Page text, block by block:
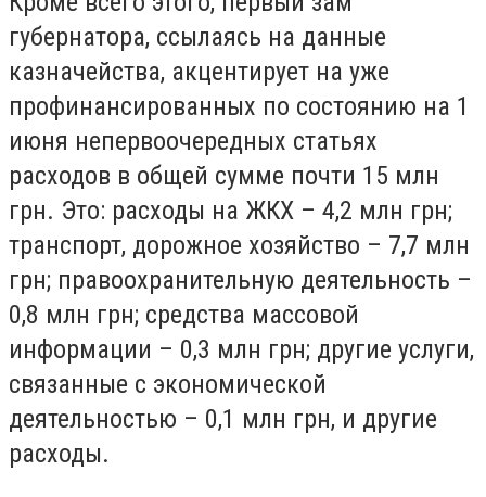
губернатора, ссылаясь на данные
казначейства, акцентирует на уже
профинансированных по состоянию на 1
июня непервоочередных статьях
расходов в общей сумме почти 15 млн
грн. Это: расходы на ЖКХ – 4,2 млн грн;
транспорт, дорожное хозяйство – 7,7 млн
грн; правоохранительную деятельность –
0,8 млн грн; средства массовой
информации – 0,3 млн грн; другие услуги,
связанные с экономической
деятельностью – 0,1 млн грн, и другие
расходы.